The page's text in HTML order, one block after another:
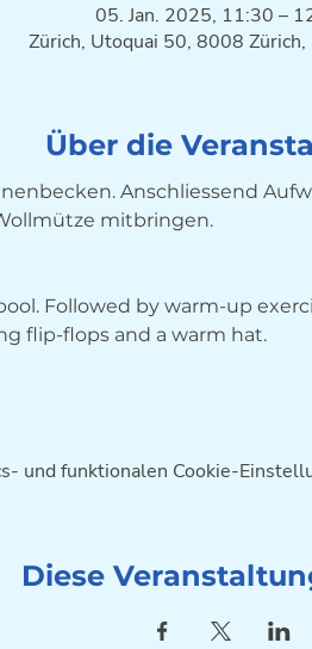
05. Jan. 2025, 11:30 –
Zürich, Utoquai 50, 8008
Über die
Anschliessend
mitbringen.
Followed by warm-up
flip-flops and a warm hat.
und funktionalen Cookie-
Diese